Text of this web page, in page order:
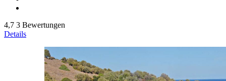
4,7 3 Bewertungen
Details